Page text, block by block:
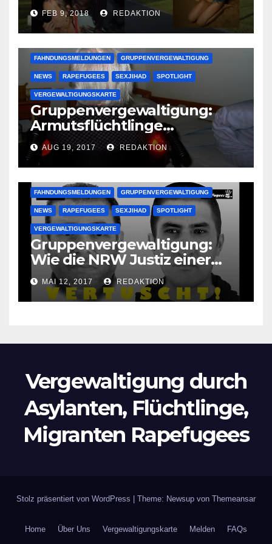
deutsche Studentinnen auf
Uni-Campus
FEB 9, 2018 REDAKTION
FAHNDUNGSMELDUNGEN GRUPPENVERGEWALTIGUNG
NEWS RAPEFUGEES SEXJIHAD SPOTLIGHT
VERGEWALTIGUNGSKARTE
Gruppenvergewaltigung:
Armutsflüchtlinge
vergewaltigen bettlägerige
Oma im Schlaf
krankenhausreif
AUG 19, 2017 REDAKTION
FAHNDUNGSMELDUNGEN GRUPPENVERGEWALTIGUNG
NEWS RAPEFUGEES SEXJIHAD SPOTLIGHT
VERGEWALTIGUNGSKARTE
Gruppenvergewaltigung:
Wie die NRW Justiz einer
Lokalzeitung verbietet diese
Bilder zu veröffentlichen
MAI 12, 2017 REDAKTION
Vergewaltigung durch
Asylanten, Flüchtlinge,
Migranten Rapefugees
Stolz präsentiert von WordPress Theme: Newsup von Themeansar
Home Über Uns Vergewaltigungskarte Melden FAQs